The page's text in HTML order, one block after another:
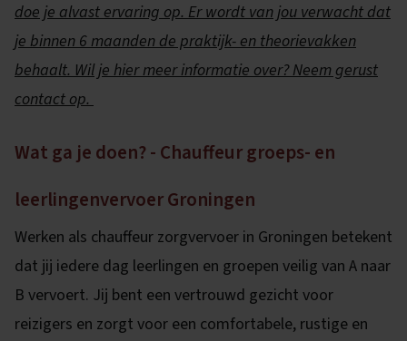
doe je alvast ervaring op. Er wordt van jou verwacht dat
je binnen 6 maanden de praktijk- en theorievakken
behaalt. Wil je hier meer informatie over? Neem gerust
contact op.
Wat ga je doen? - Chauffeur groeps- en
leerlingenvervoer Groningen
Werken als chauffeur zorgvervoer in Groningen betekent
dat jij iedere dag leerlingen en groepen veilig van A naar
B vervoert. Jij bent een vertrouwd gezicht voor
reizigers en zorgt voor een comfortabele, rustige en